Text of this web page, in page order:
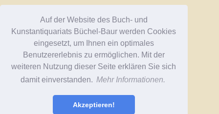
Auf der Website des Buch- und
Kunstantiquariats Büchel-Baur werden Cookies
eingesetzt, um Ihnen ein optimales
Benutzererlebnis zu ermöglichen. Mit der
weiteren Nutzung dieser Seite erklären Sie sich
damit einverstanden. Mehr Informationen.
Akzeptieren!